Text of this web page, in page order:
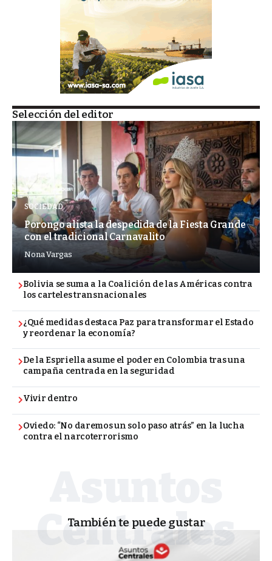
Selección del editor
SOCIEDAD
Porongo alista la despedida de la Fiesta Grande
con el tradicional Carnavalito
Nona Vargas
Bolivia se suma a la Coalición de las Américas contra
los carteles transnacionales
¿Qué medidas destaca Paz para transformar el Estado
y reordenar la economía?
De la Espriella asume el poder en Colombia tras una
campaña centrada en la seguridad
Vivir dentro
Oviedo: “No daremos un solo paso atrás” en la lucha
contra el narcoterrorismo
También te puede gustar